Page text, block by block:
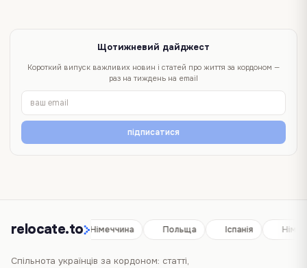
Щотижневий дайджест
Короткий випуск важливих новин і статей про життя за кордоном —
раз на тиждень на email
підписатися
relocate.to
Іспанія Німеччина Польща Іспанія
Спільнота українців за кордоном: статті,